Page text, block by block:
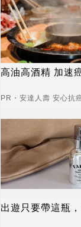
高油高酒精 加速
PR・安達人壽 安心抗
出遊只要帶這瓶